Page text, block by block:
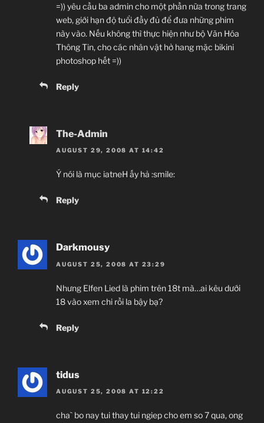
=)) yêu cầu ba admin cho một phần nữa trong trang
web, giới hạn độ tuổi đầy đủ để đưa những phim
này vào. Nếu không thì thực hiện như bộ Văn Hóa
Thông Tin, cho các nhân vật hở hang mặc bikini
photoshop hết =))
Reply
The-Admin
AUGUST 29, 2008 AT 14:42
Ý nói là mục iatneH ấy hả :smile:
Reply
Darkmousy
AUGUST 25, 2008 AT 23:29
Nhưng Elfen Lied là phim trên 18t mà…ai kêu dưới
18 vào xem chi rồi la bậy bạ?
Reply
tidus
AUGUST 25, 2008 AT 12:22
cha` bo nay tui thay tui ngiep cho em so 7 qua, ong